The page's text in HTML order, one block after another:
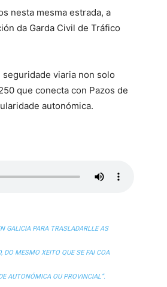
nesta mesma estrada, a
da Garda Civil de Tráfico
viaria non solo
que conecta con Pazos de
autonómica.
GALICIA PARA TRASLADARLLE AS
DO MESMO XEITO QUE SE FAI COA
AUTONÓMICA OU PROVINCIAL”.